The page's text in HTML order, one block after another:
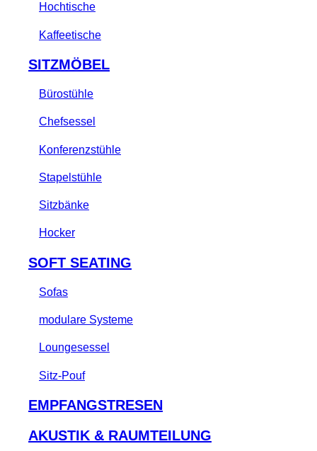
Hochtische
Kaffeetische
SITZMÖBEL
Bürostühle
Chefsessel
Konferenzstühle
Stapelstühle
Sitzbänke
Hocker
SOFT SEATING
Sofas
modulare Systeme
Loungesessel
Sitz-Pouf
EMPFANGSTRESEN
AKUSTIK & RAUMTEILUNG